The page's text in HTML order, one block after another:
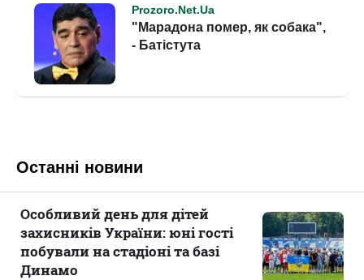
Останні новини
Особливий день для дітей
захисників України: юні гості
побували на стадіоні та базі
Динамо